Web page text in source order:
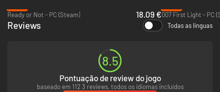
CÂMERA DE MORTE EM RAIO X- VISCERAL E FÍSICA DE TIROTEIO
A câmera de raio X, marca registrada do jogo, está de volta, mostrando o
verdadeiro poder destrutivo de cada tiro. Os ossos desviam as balas de
forma imprevisível, abrindo um novo caminho através dos corpos
Ready or Not - PC (Steam)
18.09 €007 First Light - PC
Reviews Todas as línguas
8.5
Pontuação de review do jogo
baseado em 112 3 reviews, todos os idiomas incluídos